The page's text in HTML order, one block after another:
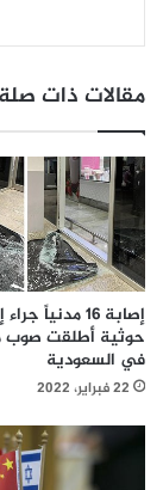
مقالات ذات صلة
إصابة 16
حوثية أطلقت صوب
في السعودية
22 فبراير، 2022